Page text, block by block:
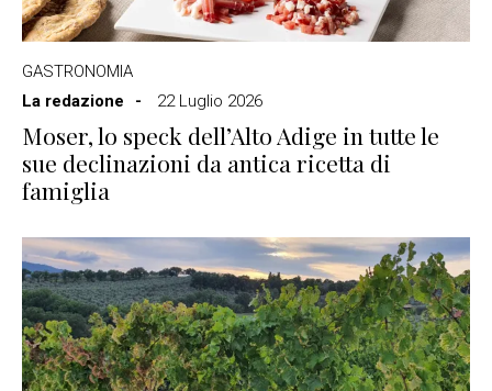
GASTRONOMIA
La redazione
22 Luglio 2026
Moser, lo speck dell’Alto Adige in tutte le
sue declinazioni da antica ricetta di
famiglia